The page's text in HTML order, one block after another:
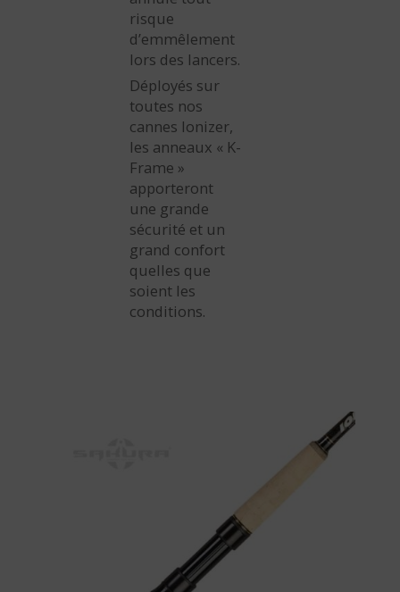
risque
d’emmêlement
lors des lancers.
Déployés sur
toutes nos
cannes Ionizer,
les anneaux « K-
Frame »
apporteront
une grande
sécurité et un
grand confort
quelles que
soient les
conditions.